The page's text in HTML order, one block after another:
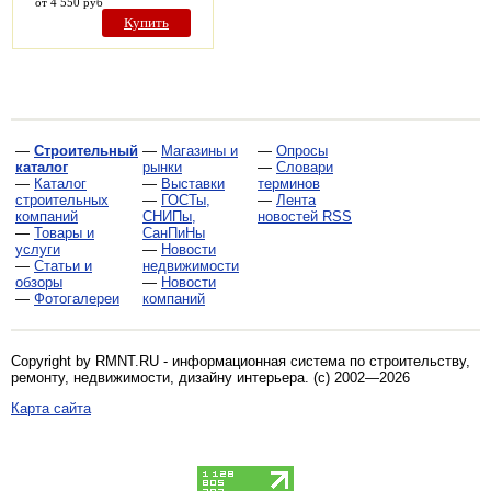
Купить
— Строительный
каталог
— Каталог
строительных
компаний
— Товары и
услуги
— Статьи и
обзоры
— Фотогалереи
— Магазины и
рынки
— Выставки
— ГОСТы,
СНИПы,
СанПиНы
— Новости
недвижимости
— Новости
компаний
— Опросы
— Словари
терминов
— Лента
новостей RSS
Copyright by RMNT.RU - информационная система по строительству,
ремонту, недвижимости, дизайну интерьера. (c) 2002—2026
Карта сайта